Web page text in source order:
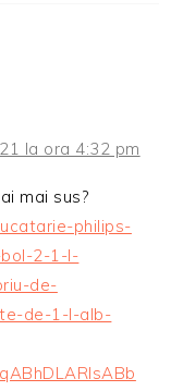
la ora 4:32 pm
mai sus?
philips-
2-1-l-
de-
de-1-l-alb-